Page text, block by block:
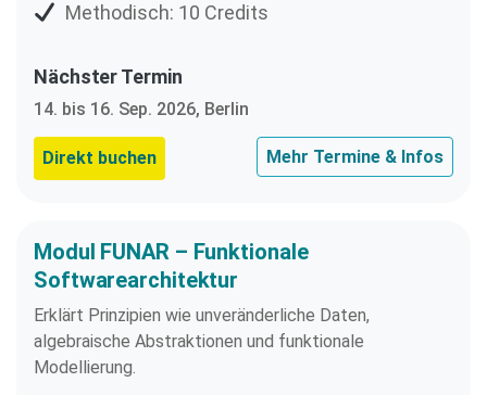
Methodisch: 10 Credits
Nächster Termin
14. bis 16. Sep. 2026, Berlin
Direkt buchen Mehr Termine & Infos
Modul FUNAR – Funktionale
Softwarearchitektur
Erklärt Prinzipien wie unveränderliche Daten,
algebraische Abstraktionen und funktionale
Modellierung.